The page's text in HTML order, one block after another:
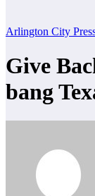
Arlington City
Give
bang